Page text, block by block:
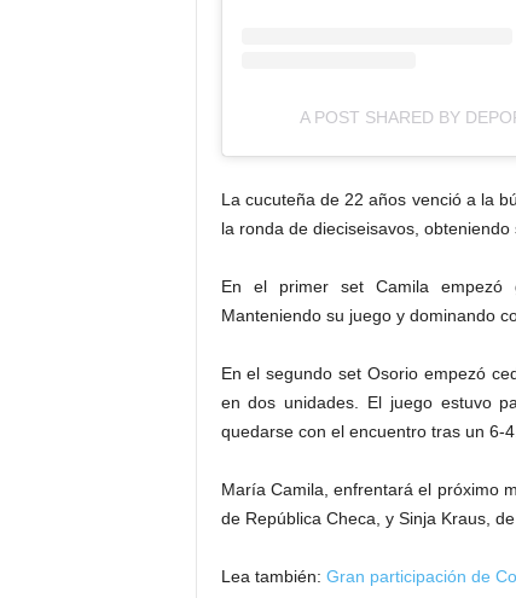
A POST SHARED BY
La cucuteña de 22 años venció a la
la ronda de dieciseisavos,
En el primer set Camila empezó
Manteniendo su juego y dominando
En el segundo set Osorio empezó
en dos unidades. El juego estuvo
quedarse con el encuentro tras un 6-
María Camila, enfrentará el próximo
de República Checa, y Sinja Kraus,
Lea también: Gran participación de